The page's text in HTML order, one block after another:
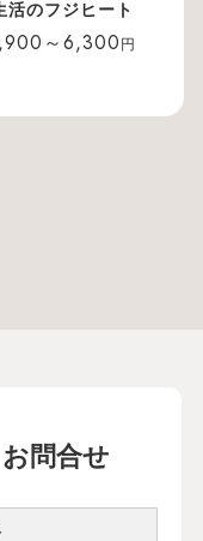
活のフジヒート
～6,300 円
問合せ